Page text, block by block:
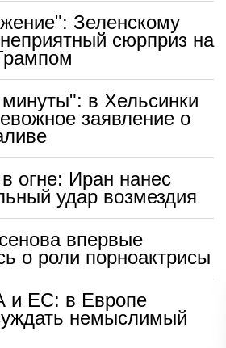
Зеленскому
сюрприз на
в Хельсинки
заявление о
огне: Иран нанес
удар возмездия
впервые
о роли порноактрисы
и ЕС: в Европе
немыслимый